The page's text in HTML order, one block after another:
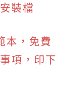
裝檔
，免費
項，印下